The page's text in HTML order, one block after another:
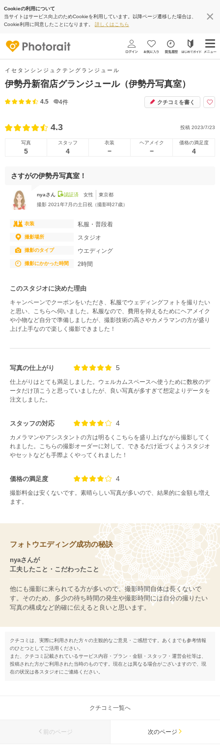
Cookieの利用について
当サイトはサービス向上のためCookieを利用しています。以降ページ遷移した場合は、
Cookie利用に同意したことになります。 詳しくはこちら
イセタンシンジュクテングランジュール
伊勢丹新宿店グランジュール（伊勢丹写真室）
4.5 4件 クチコミを書く
4.3 投稿 2023/7/23
写真
5
スタッフ
4
衣装
−
ヘアメイク
−
価格の満足度
4
さすがの伊勢丹写真室！
nyaさん 認証済 女性
東京都
撮影 2021年7月の土日祝（撮影時27歳）
衣装 私服・普段着
撮影場所 スタジオ
撮影のタイプ ウエディング
撮影にかかった時間 2時間
このスタジオに決めた理由
キャンペーンでクーポンをいただき、私服でウェディングフォトを撮りたい
と思い、こちらへ伺いました。私服なので、費用を抑えるためにヘアメイク
や小物など自分で準備しましたが、撮影技術の高さやカメラマンの方が盛り
上げ上手なので楽しく撮影できました！
写真の仕上がり 5
仕上がりはとても満足しました。ウェルカムスペースへ使うために数枚のデ
ータだけ頂こうと思っていましたが、良い写真が多すぎて想定よりデータを
注文しました。
スタッフの対応 4
カメラマンやアシスタントの方は明るくこちらを盛り上げながら撮影してく
れました。こちらの撮影オーダーに対して、できるだけ近づくようスタジオ
やセットなども手際よくやってくれました！
価格の満足度 4
撮影料金は安くないです。素晴らしい写真が多いので、結果的に金額も増え
ます。
フォトウエディング成功の秘訣
nyaさんが
工夫したこと・こだわったこと
他にも撮影に来られてる方が多いので、撮影時間自体は長くないで
す。そのため、多少の待ち時間の発生や撮影時間には自分の撮りたい
写真の構成など的確に伝えると良いと思います。
クチコミは、実際に利用された方々の主観的なご意見・ご感想です。あくまでも参考情報
のひとつとしてご活用ください。
また、クチコミ記載されているサービス内容・プラン・金額・スタッフ・運営会社等は、
投稿された方がご利用された当時のものです。現在とは異なる場合がございますので、現
在の状況は各スタジオにご連絡ください。
クチコミ一覧へ
前のページ 次のページ